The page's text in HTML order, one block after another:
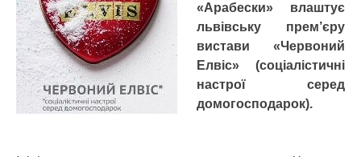
«Арабески» влаштує
львівську прем’єру
вистави «Червоний
Елвіс» (соціалістичні
настрої серед
домогосподарок).